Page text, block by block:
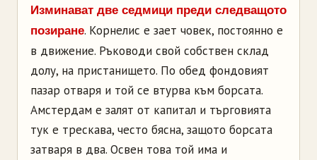
Изминават две седмици преди следващото
позиране. Корнелис е зает човек, постоянно е
в движение. Ръководи свой собствен склад
долу, на пристанището. По обед фондовият
пазар отваря и той се втурва към борсата.
Амстердам е залят от капитал и търговията
тук е трескава, често бясна, защото борсата
затваря в два. Освен това той има и